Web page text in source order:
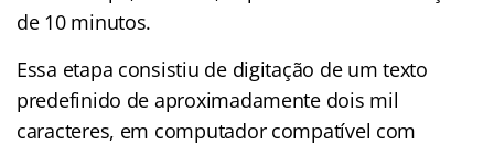
de 10 minutos.
Essa etapa consistiu de digitação de um texto
predefinido de aproximadamente dois mil
caracteres, em computador compatível com